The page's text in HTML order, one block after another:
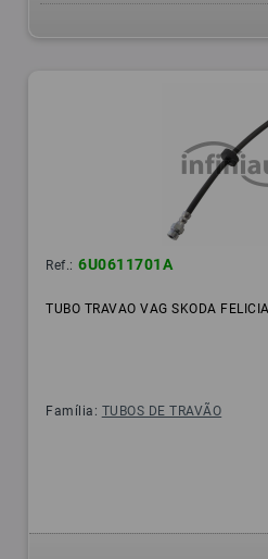
Ref.: 6U0611701A
TUBO TRAVAO VAG SKODA FELICIA
Família: TUBOS DE TRAVÃO